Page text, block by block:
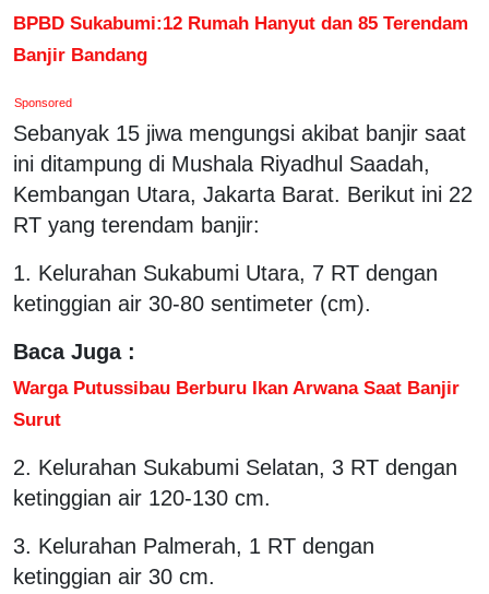
BPBD Sukabumi:12 Rumah Hanyut dan 85 Terendam
Banjir Bandang
Sponsored
Sebanyak 15 jiwa mengungsi akibat banjir saat
ini ditampung di Mushala Riyadhul Saadah,
Kembangan Utara, Jakarta Barat. Berikut ini 22
RT yang terendam banjir:
1. Kelurahan Sukabumi Utara, 7 RT dengan
ketinggian air 30-80 sentimeter (cm).
Baca Juga :
Warga Putussibau Berburu Ikan Arwana Saat Banjir
Surut
2. Kelurahan Sukabumi Selatan, 3 RT dengan
ketinggian air 120-130 cm.
3. Kelurahan Palmerah, 1 RT dengan
ketinggian air 30 cm.